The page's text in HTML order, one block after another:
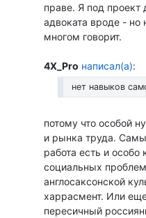
праве. Я под
адвоката вроде - но
многом говорит.
4X_Pro написал(а):
нет навыков
потому что особой
и рынка труда.
работа есть и
социальных
англосаксонской
харрасмент. Или
пересичный